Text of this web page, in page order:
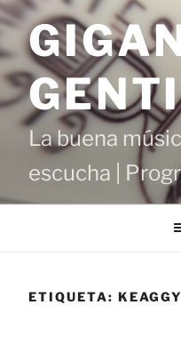
Saltar
contenido
La buena
escucha |
ETIQUETA: